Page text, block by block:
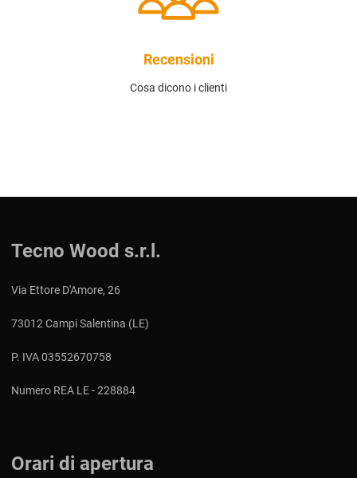
Recensioni
Cosa dicono i clienti
Tecno Wood s.r.l.
Via Ettore D'Amore, 26
73012 Campi Salentina (LE)
P. IVA 03552670758
Numero REA LE - 228884
Orari di apertura